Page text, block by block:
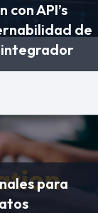
API’s
de
integrador
para